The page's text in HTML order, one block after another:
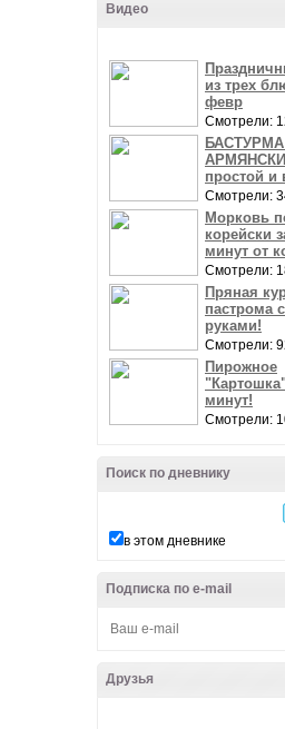
Видео
из трех
февр
Смотрели:
простой и
Смотрели:
Морковь
корейски
минут от
Смотрели:
Пряная
пастрома
руками!
Смотрели:
Пирожное
минут!
Смотрели:
Поиск по дневнику
в этом дневнике
Подписка по e-mail
Друзья